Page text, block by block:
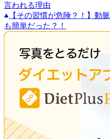
言われる理由
【その習慣が危険？！】動
も簡単だった？！